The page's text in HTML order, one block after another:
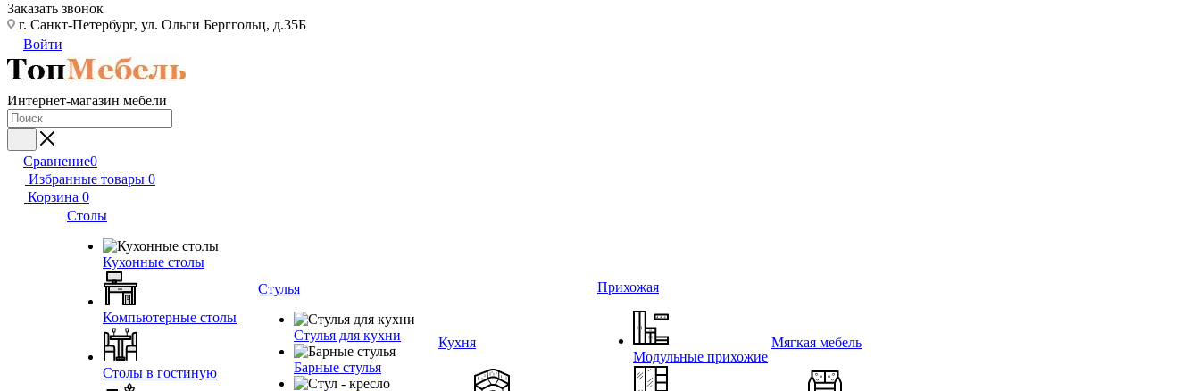
Заказать звонок
г. Санкт-Петербург, ул. Ольги Берггольц, д.35Б
Войти
Интернет-магазин мебели
Сравнение0
Избранные товары 0
Корзина 0
Столы
Кухонные столы
Компьютерные столы
Столы в гостиную
Стулья
Стулья для кухни
Барные стулья
Кухня
Прихожая
Модульные прихожие
Мягкая мебель